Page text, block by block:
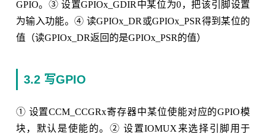
GPIO。③ 设置GPIOx_GDIR中某位为0，把该引脚设置
为输入功能。④ 读GPIOx_DR或GPIOx_PSR得到某位的
值（读GPIOx_DR返回的是GPIOx_PSR的值）
3.2 写GPIO
① 设置CCM_CCGRx寄存器中某位使能对应的GPIO模
块，默认是使能的。② 设置IOMUX来选择引脚用于